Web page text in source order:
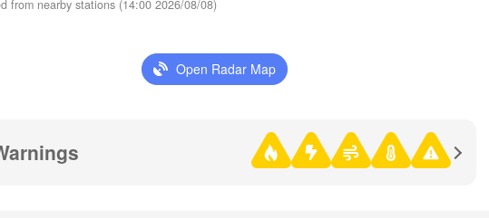
from nearby stations (14:00 2026/08/08)
Open Radar Map
Курган
Петропавл
(Petropavl)
Көкшетау